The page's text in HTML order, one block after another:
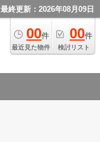
最終更新：2026年08月09日
00件
最近見た物件
00件
検討リスト